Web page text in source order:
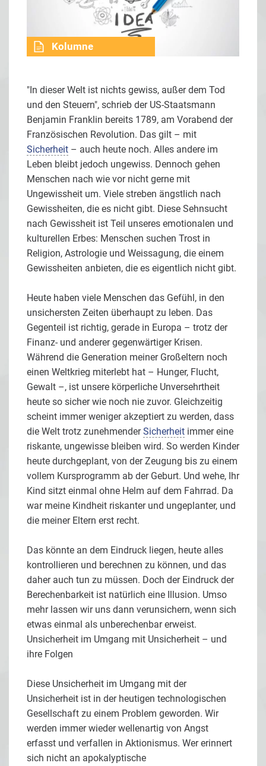
Kolumne
"In dieser Welt ist nichts gewiss, außer dem Tod
und den Steuern", schrieb der US-Staatsmann
Benjamin Franklin bereits 1789, am Vorabend der
Französischen Revolution. Das gilt – mit
Sicherheit – auch heute noch. Alles andere im
Leben bleibt jedoch ungewiss. Dennoch gehen
Menschen nach wie vor nicht gerne mit
Ungewissheit um. Viele streben ängstlich nach
Gewissheiten, die es nicht gibt. Diese Sehnsucht
nach Gewissheit ist Teil unseres emotionalen und
kulturellen Erbes: Menschen suchen Trost in
Religion, Astrologie und Weissagung, die einem
Gewissheiten anbieten, die es eigentlich nicht gibt.
Heute haben viele Menschen das Gefühl, in den
unsichersten Zeiten überhaupt zu leben. Das
Gegenteil ist richtig, gerade in Europa – trotz der
Finanz- und anderer gegenwärtiger Krisen.
Während die Generation meiner Großeltern noch
einen Weltkrieg miterlebt hat – Hunger, Flucht,
Gewalt –, ist unsere körperliche Unversehrtheit
heute so sicher wie noch nie zuvor. Gleichzeitig
scheint immer weniger akzeptiert zu werden, dass
die Welt trotz zunehmenderSicherheit immer eine
riskante, ungewisse bleiben wird. So werden Kinder
heute durchgeplant, von der Zeugung bis zu einem
vollem Kursprogramm ab der Geburt. Und wehe, Ihr
Kind sitzt einmal ohne Helm auf dem Fahrrad. Da
war meine Kindheit riskanter und ungeplanter, und
die meiner Eltern erst recht.
Das könnte an dem Eindruck liegen, heute alles
kontrollieren und berechnen zu können, und das
daher auch tun zu müssen. Doch der Eindruck der
Berechenbarkeit ist natürlich eine Illusion. Umso
mehr lassen wir uns dann verunsichern, wenn sich
etwas einmal als unberechenbar erweist.
Unsicherheit im Umgang mit Unsicherheit – und
ihre Folgen
Diese Unsicherheit im Umgang mit der
Unsicherheit ist in der heutigen technologischen
Gesellschaft zu einem Problem geworden. Wir
werden immer wieder wellenartig von Angst
erfasst und verfallen in Aktionismus. Wer erinnert
sich nicht an apokalyptische